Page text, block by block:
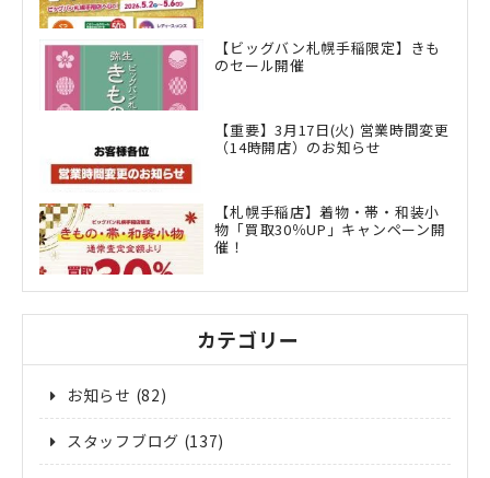
【ビッグバン札幌手稲限定】きも
のセール開催
【重要】3月17日(火) 営業時間変更
（14時開店）のお知らせ
【札幌手稲店】着物・帯・和装小
物「買取30％UP」キャンペーン開
催！
カテゴリー
お知らせ (82)
スタッフブログ (137)